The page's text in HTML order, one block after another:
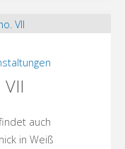
auch
in Weiß